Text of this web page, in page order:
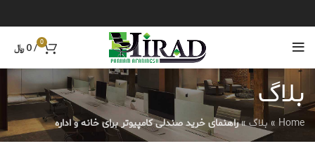
0
/
0 ﷼
بلاگ
Home
»بلاگ»راهنمای خرید صندلی کامپیوتر برای خانه و اداره